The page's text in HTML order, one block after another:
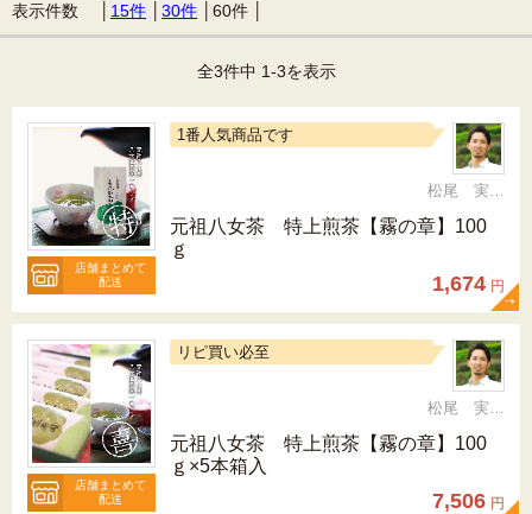
表示件数 │ 15件 30件 60件
全3件中 1-3を表示
店舗まとめて
配送
1番人気商品です
松尾 実 （三十五代目、日本茶インストラクター）
元祖八女茶 特上煎茶【霧の章】100
ｇ
1,674 円
店舗まとめて
配送
リピ買い必至
松尾 実 （三十五代目、日本茶インストラクター）
元祖八女茶 特上煎茶【霧の章】100
ｇ×5本箱入
7,506 円